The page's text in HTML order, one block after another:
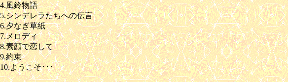
4.風鈴物語
5.シンデレラたちへの伝言
6.夕なぎ草紙
7.メロディ
8.素顔で恋して
9.約束
10.ようこそ･･･